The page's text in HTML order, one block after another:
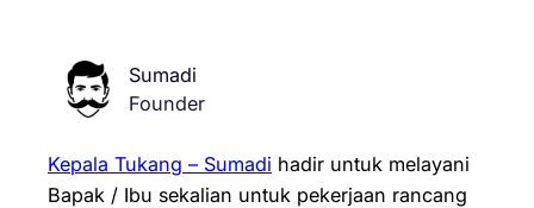
Sumadi
Founder
Kepala Tukang – Sumadi hadir untuk melayani
Bapak / Ibu sekalian untuk pekerjaan rancang